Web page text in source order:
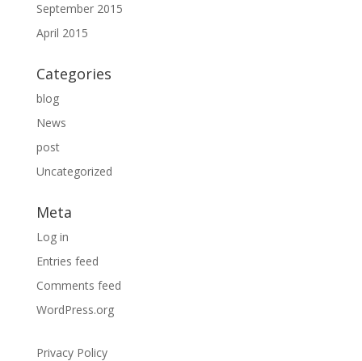
September 2015
April 2015
Categories
blog
News
post
Uncategorized
Meta
Log in
Entries feed
Comments feed
WordPress.org
Privacy Policy